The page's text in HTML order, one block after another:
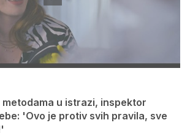
u istrazi, inspektor
'Ovo je protiv svih pravila, sve